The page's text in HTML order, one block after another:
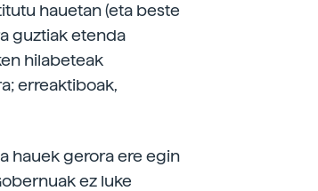
hauetan (eta beste
guztiak etenda
hilabeteak
erreaktiboak,
hauek gerora ere egin
ez luke